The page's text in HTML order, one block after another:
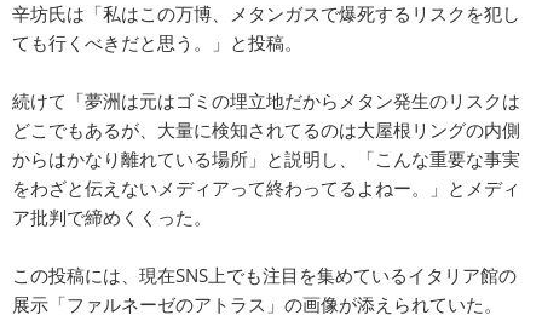
辛坊氏は「私はこの万博、メタンガスで爆死するリスクを犯し
ても行くべきだと思う。」と投稿。
続けて「夢洲は元はゴミの埋立地だからメタン発生のリスクは
どこでもあるが、大量に検知されてるのは大屋根リングの内側
からはかなり離れている場所」と説明し、「こんな重要な事実
をわざと伝えないメディアって終わってるよねー。」とメディ
ア批判で締めくくった。
この投稿には、現在SNS上でも注目を集めているイタリア館の
展示「ファルネーゼのアトラス」の画像が添えられていた。